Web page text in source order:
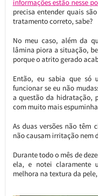
informações estão nesse
precisa entender quais
tratamento correto, sabe?
No meu caso, além da
lâmina piora a situação,
porque o atrito gerado
Então, eu sabia que só
funcionar se eu não
a questão da hidratação,
com muito mais
As duas versões não têm
não causam irritação nem
Durante todo o mês de
ela, e notei claramente
melhora na textura da